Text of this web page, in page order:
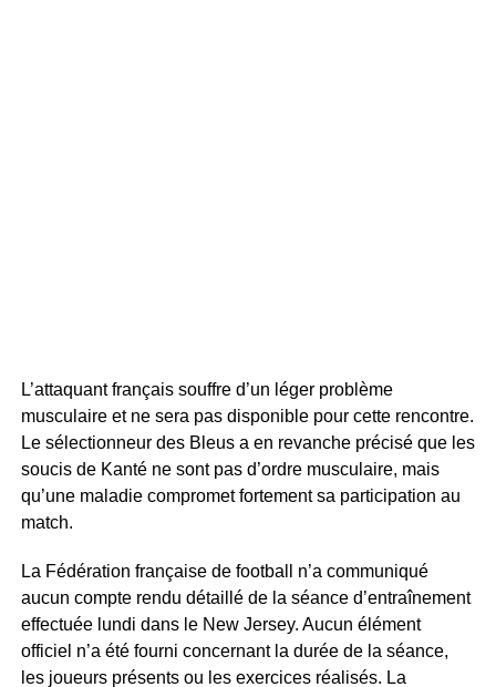
L’attaquant français souffre d’un léger problème
musculaire et ne sera pas disponible pour cette rencontre.
Le sélectionneur des Bleus a en revanche précisé que les
soucis de Kanté ne sont pas d’ordre musculaire, mais
qu’une maladie compromet fortement sa participation au
match.
La Fédération française de football n’a communiqué
aucun compte rendu détaillé de la séance d’entraînement
effectuée lundi dans le New Jersey. Aucun élément
officiel n’a été fourni concernant la durée de la séance,
les joueurs présents ou les exercices réalisés. La